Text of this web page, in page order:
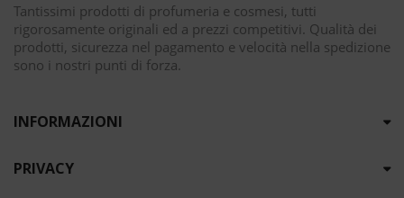
Tantissimi prodotti di profumeria e cosmesi, tutti
rigorosamente originali ed a prezzi competitivi. Qualità dei
prodotti, sicurezza nel pagamento e velocità nella spedizione
sono i nostri punti di forza.
INFORMAZIONI
PRIVACY